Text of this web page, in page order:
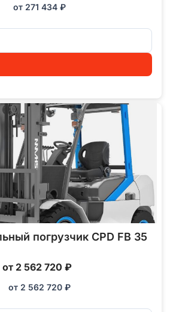
от 271 434 ₽
погрузчик CPD FB 35
от 2 562 720 ₽
от 2 562 720 ₽